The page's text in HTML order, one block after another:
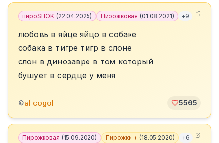
пироSHOK (22.04.2025) Пирожковая (01.08.2021) +9
любовь в яйце яйцо в собаке
собака в тигре тигр в слоне
слон в динозавре в том который
бушует в сердце у меня
©al cogol 5565
Пирожковая (15.09.2020) Пирожки + (18.05.2020) +6